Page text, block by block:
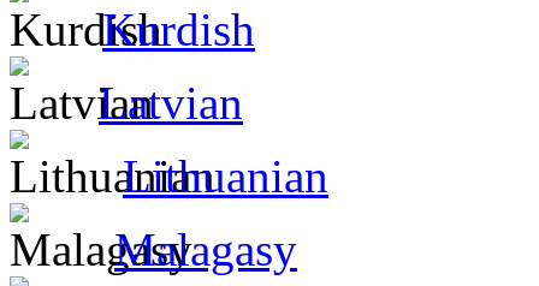
Kurdish
Latvian
Lithuanian
Malagasy